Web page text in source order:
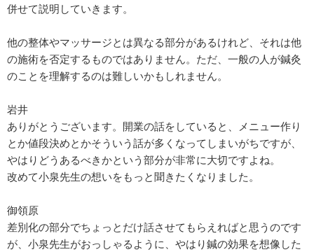
併せて説明していきます。
他の整体やマッサージとは異なる部分があるけれど、それは他
の施術を否定するものではありません。ただ、一般の人が鍼灸
のことを理解するのは難しいかもしれません。
岩井
ありがとうございます。開業の話をしていると、メニュー作り
とか値段決めとかそういう話が多くなってしまいがちですが、
やはりどうあるべきかという部分が非常に大切ですよね。
改めて小泉先生の想いをもっと聞きたくなりました。
御領原
差別化の部分でちょっとだけ話させてもらえればと思うのです
が、小泉先生がおっしゃるように、やはり鍼の効果を想像した